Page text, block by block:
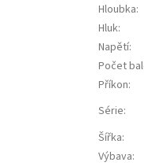
Hloubka:
Hluk:
Napětí:
Počet
Příkon:
Série:
Šířka:
Výbava: